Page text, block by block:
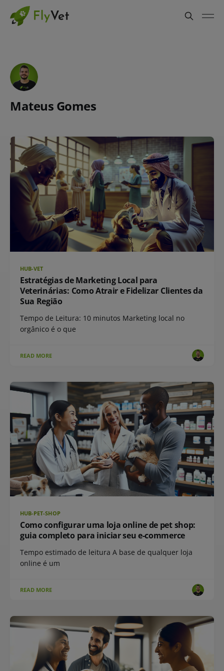
Mateus Gomes
HUB-VET
Estratégias de Marketing Local para
Veterinárias: Como Atrair e Fidelizar Clientes da
Sua Região
Tempo de Leitura: 10 minutos Marketing local no
orgânico é o que
READ MORE
HUB-PET-SHOP
Como configurar uma loja online de pet shop:
guia completo para iniciar seu e-commerce
Tempo estimado de leitura A base de qualquer loja
online é um
READ MORE